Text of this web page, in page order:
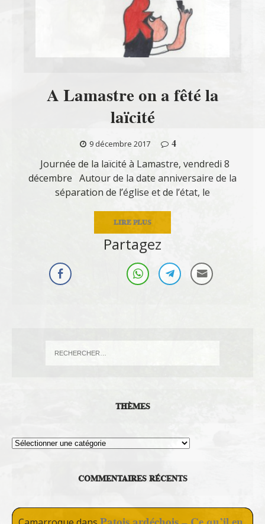
A Lamastre on a fêté la
laïcité
9 décembre 2017
4
Journée de la laïcité à Lamastre, vendredi 8
décembre Autour de la date anniversaire de la
séparation de l’église et de l’état, le
LIRE PLUS
Partagez
THÈMES
Thèmes
COMMENTAIRES RÉCENTS